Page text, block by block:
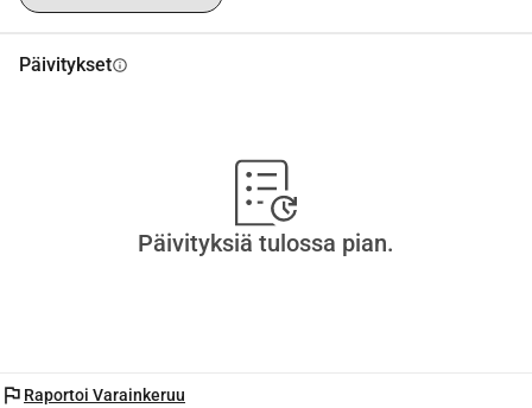
mode=ac_t
Noémie
Päivityksetinfo
Päivityksiä tulossa pian.
flag Raportoi Varainkeruu